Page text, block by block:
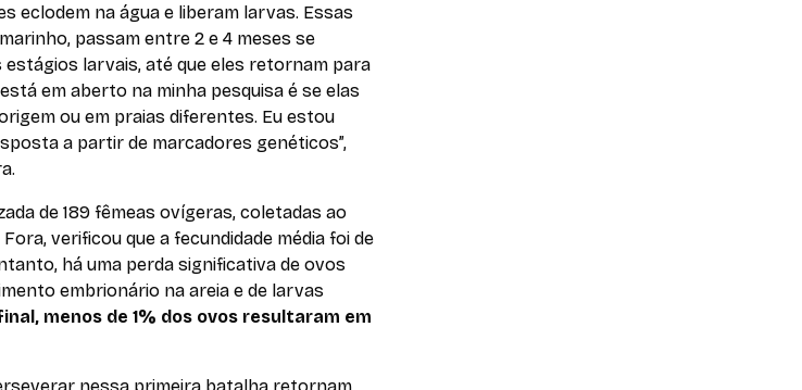
eclodem na água e liberam larvas. Essas
passam entre 2 e 4 meses se
estágios larvais, até que eles retornam para
em aberto na minha pesquisa é se elas
ou em praias diferentes. Eu estou
a partir de marcadores genéticos”,
de 189 fêmeas ovígeras, coletadas ao
verificou que a fecundidade média foi de
há uma perda significativa de ovos
embrionário na areia e de larvas
menos de 1% dos ovos resultaram em